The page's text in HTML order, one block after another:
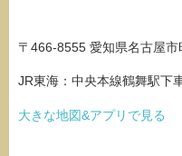
〒466-8555 愛知県名古屋
JR東海：中央本線鶴舞駅下
大きな地図&アプリで見る